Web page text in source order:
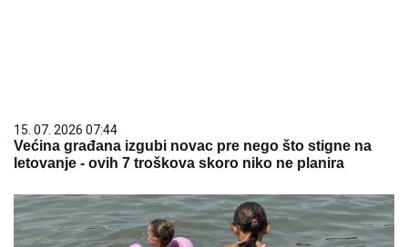
15. 07. 2026 07:44
Većina građana izgubi novac pre nego što stigne na
letovanje - ovih 7 troškova skoro niko ne planira